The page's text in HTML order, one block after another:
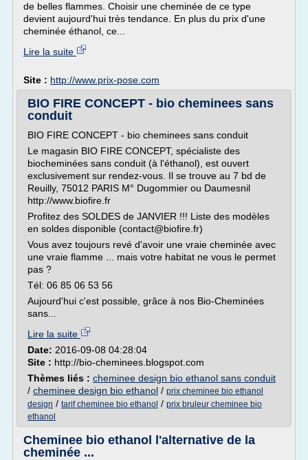
de belles flammes. Choisir une cheminée de ce type
devient aujourd'hui très tendance. En plus du prix d'une
cheminée éthanol, ce...
Lire la suite
Site : http://www.prix-pose.com
BIO FIRE CONCEPT - bio cheminees sans
conduit
BIO FIRE CONCEPT - bio cheminees sans conduit
Le magasin BIO FIRE CONCEPT, spécialiste des
biocheminées sans conduit (à l'éthanol), est ouvert
exclusivement sur rendez-vous. Il se trouve au 7 bd de
Reuilly, 75012 PARIS M° Dugommier ou Daumesnil
http://www.biofire.fr
Profitez des SOLDES de JANVIER !!! Liste des modèles
en soldes disponible (contact@biofire.fr)
Vous avez toujours revé d'avoir une vraie cheminée avec
une vraie flamme ... mais votre habitat ne vous le permet
pas ?
Tél: 06 85 06 53 56
Aujourd'hui c'est possible, grâce à nos Bio-Cheminées
sans...
Lire la suite
Date: 2016-09-08 04:28:04
Site : http://bio-cheminees.blogspot.com
Thèmes liés : cheminee design bio ethanol sans conduit
/ cheminee design bio ethanol / prix cheminee bio ethanol
design / tarif cheminee bio ethanol / prix bruleur cheminee bio
ethanol
Cheminee bio ethanol l'alternative de la
cheminée ...